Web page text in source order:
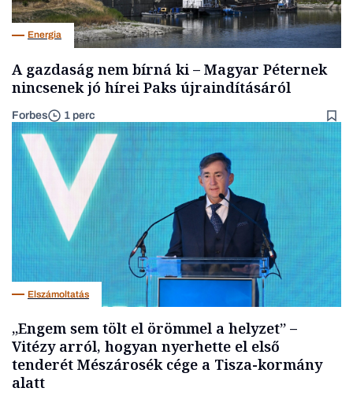
Energia
A gazdaság nem bírná ki – Magyar Péternek
nincsenek jó hírei Paks újraindításáról
Forbes 1 perc
Elszámoltatás
„Engem sem tölt el örömmel a helyzet” –
Vitézy arról, hogyan nyerhette el első
tenderét Mészárosék cége a Tisza-kormány
alatt